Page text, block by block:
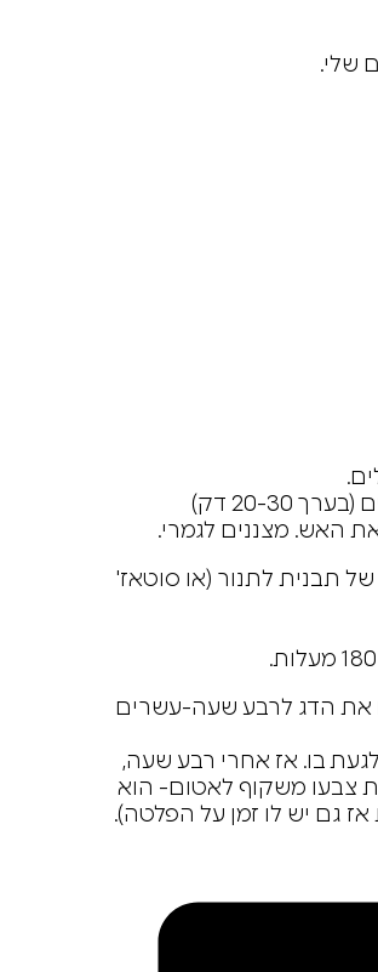
שלי.
30 דק)
האש. מצננים לגמרי.
תבנית לתנור (או סוטאז'
את הדג לרבע שעה-עשרים
בו. אז אחרי רבע שעה,
צבעו משקוף לאטום- הוא
גם יש לו זמן על הפלטה).